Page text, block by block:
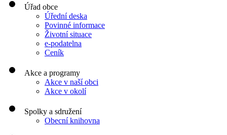
Úřad obce
Úřední deska
Povinné informace
Životní situace
e-podatelna
Ceník
Akce a programy
Akce v naší obci
Akce v okolí
Spolky a sdružení
Obecní knihovna